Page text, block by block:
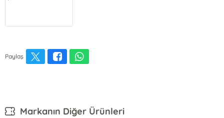
Paylaş
Markanın Diğer Ürünleri